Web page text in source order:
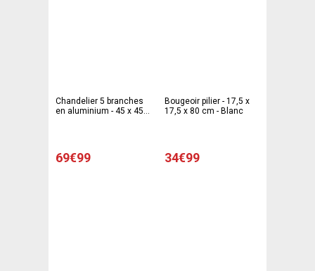
Chandelier 5 branches
en aluminium - 45 x 45 x
69€99
Bougeoir pilier - 17,5 x
17,5 x 80 cm - Blanc
34€99